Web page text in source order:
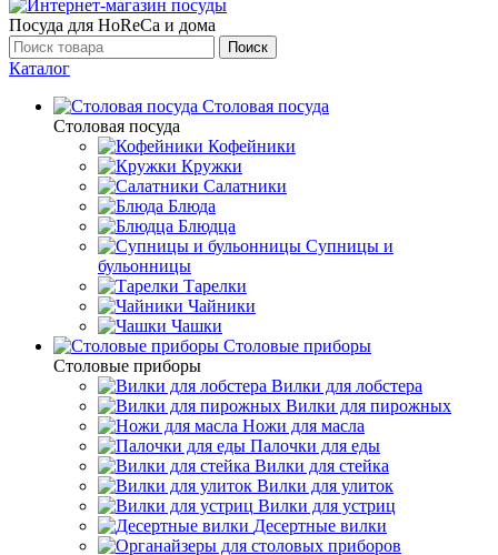
Посуда для HoReCa и дома
Поиск
Каталог
Столовая посуда
Столовая посуда
Кофейники
Кружки
Салатники
Блюда
Блюдца
Супницы и
бульонницы
Тарелки
Чайники
Чашки
Cтоловые приборы
Cтоловые приборы
Вилки для лобстера
Вилки для пирожных
Ножи для масла
Палочки для еды
Вилки для стейка
Вилки для улиток
Вилки для устриц
Десертные вилки